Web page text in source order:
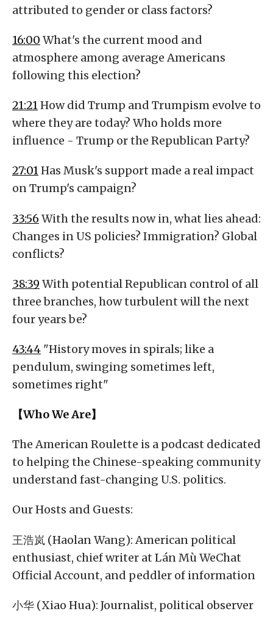
attributed to gender or class factors?
16:00 What's the current mood and
atmosphere among average Americans
following this election?
21:21How did Trump and Trumpism evolve to
where they are today? Who holds more
influence - Trump or the Republican Party?
27:01Has Musk's support made a real impact
on Trump's campaign?
33:56 With the results now in, what lies ahead:
Changes in US policies? Immigration? Global
conflicts?
38:39 With potential Republican control of all
three branches, how turbulent will the next
four years be?
43:44 "History moves in spirals; like a
pendulum, swinging sometimes left,
sometimes right"
【Who We Are】
The American Roulette is a podcast dedicated
to helping the Chinese-speaking community
understand fast-changing U.S. politics.
Our Hosts and Guests:
王浩岚 (Haolan Wang): American political
enthusiast, chief writer at Lán Mù WeChat
Official Account, and peddler of information
小华 (Xiao Hua): Journalist, political observer